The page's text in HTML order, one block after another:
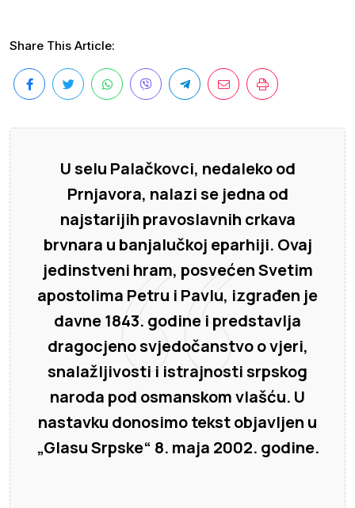
Share This Article:
U selu Palačkovci, nedaleko od
Prnjavora, nalazi se jedna od
najstarijih pravoslavnih crkava
brvnara u banjalučkoj eparhiji. Ovaj
jedinstveni hram, posvećen Svetim
apostolima Petru i Pavlu, izgrađen je
davne 1843. godine i predstavlja
dragocjeno svjedočanstvo o vjeri,
snalažljivosti i istrajnosti srpskog
naroda pod osmanskom vlašću. U
nastavku donosimo tekst objavljen u
„Glasu Srpske“ 8. maja 2002. godine.